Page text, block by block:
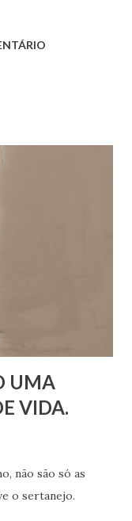
UMA
VIDA.
não são só as
o sertanejo.